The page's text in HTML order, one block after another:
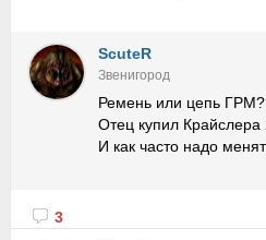
ScuteR
Звенигород
Ремень или цепь
Отец купил Крайслера
И как часто надо
3